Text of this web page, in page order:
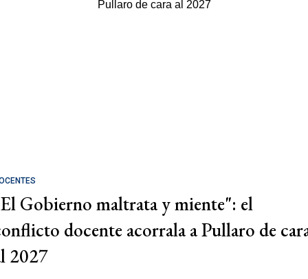
Gobierno maltrata y miente": el
docente acorrala a Pullaro de
2027